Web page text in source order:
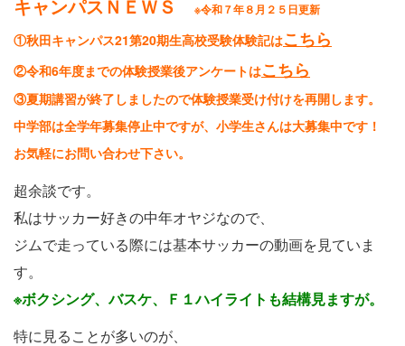
キャンパスＮＥＷＳ ※令和７年８月２５日更新
①秋田キャンパス21第20期生高校受験体験記はこちら
②令和6年度までの体験授業後アンケートはこちら
③夏期講習が終了しましたので体験授業受け付けを再開します。
中学部は全学年募集停止中ですが、小学生さんは大募集中です！
お気軽にお問い合わせ下さい。
超余談です。
私はサッカー好きの中年オヤジなので、
ジムで走っている際には基本サッカーの動画を見ていま
す。
※ボクシング、バスケ、Ｆ１ハイライトも結構見ますが。
特に見ることが多いのが、